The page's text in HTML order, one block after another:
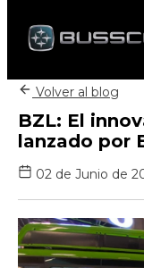
Volver al blog
BZL: El
lanzado por
02 de Junio de